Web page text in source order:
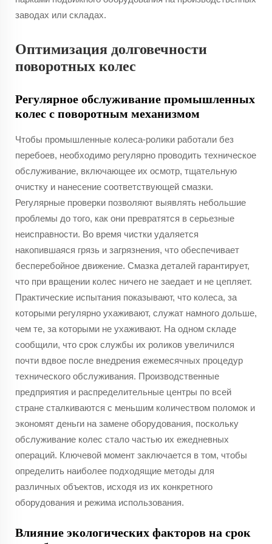
заводах или складах.
Оптимизация долговечности
поворотных колес
Регулярное обслуживание промышленных
колес с поворотным механизмом
Чтобы промышленные колеса-ролики работали без
перебоев, необходимо регулярно проводить техническое
обслуживание, включающее их осмотр, тщательную
очистку и нанесение соответствующей смазки.
Регулярные проверки позволяют выявлять небольшие
проблемы до того, как они превратятся в серьезные
неисправности. Во время чистки удаляется
накопившаяся грязь и загрязнения, что обеспечивает
бесперебойное движение. Смазка деталей гарантирует,
что при вращении колес ничего не заедает и не цепляет.
Практические испытания показывают, что колеса, за
которыми регулярно ухаживают, служат намного дольше,
чем те, за которыми не ухаживают. На одном складе
сообщили, что срок службы их роликов увеличился
почти вдвое после внедрения ежемесячных процедур
технического обслуживания. Производственные
предприятия и распределительные центры по всей
стране сталкиваются с меньшим количеством поломок и
экономят деньги на замене оборудования, поскольку
обслуживание колес стало частью их ежедневных
операций. Ключевой момент заключается в том, чтобы
определить наиболее подходящие методы для
различных объектов, исходя из их конкретного
оборудования и режима использования.
Влияние экологических факторов на срок